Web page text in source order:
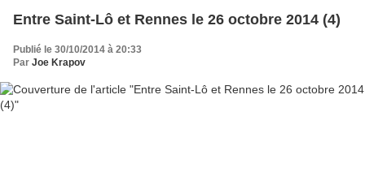
Entre Saint-Lô et Rennes le 26 octobre 2014 (4)
Publié le 30/10/2014 à 20:33
Par Joe Krapov